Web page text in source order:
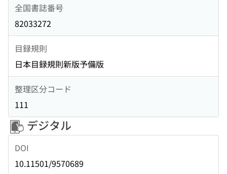
全国書誌番号
82033272
目録規則
日本目録規則新版予備版
整理区分コード
111
デジタル
DOI
10.11501/9570689